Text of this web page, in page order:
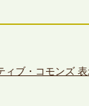
ィブ・コモンズ